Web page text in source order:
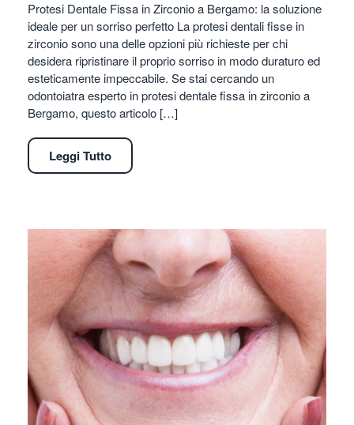
Protesi Dentale Fissa in Zirconio a Bergamo: la soluzione
ideale per un sorriso perfetto La protesi dentali fisse in
zirconio sono una delle opzioni più richieste per chi
desidera ripristinare il proprio sorriso in modo duraturo ed
esteticamente impeccabile. Se stai cercando un
odontoiatra esperto in protesi dentale fissa in zirconio a
Bergamo, questo articolo […]
Leggi Tutto